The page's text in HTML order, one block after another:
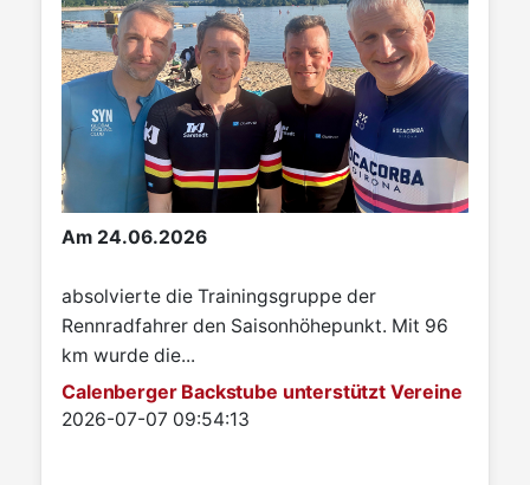
Am 24.06.2026
absolvierte die Trainingsgruppe der
Rennradfahrer den Saisonhöhepunkt. Mit 96
km wurde die...
Calenberger Backstube unterstützt Vereine
Details
2026-07-07 09:54:13